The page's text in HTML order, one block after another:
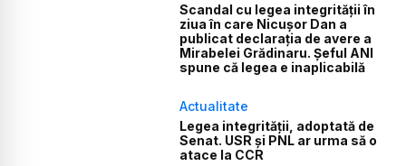
Scandal cu legea integrității în
ziua în care Nicușor Dan a
publicat declarația de avere a
Mirabelei Grădinaru. Șeful ANI
spune că legea e inaplicabilă
Actualitate
Legea integrității, adoptată de
Senat. USR și PNL ar urma să o
atace la CCR